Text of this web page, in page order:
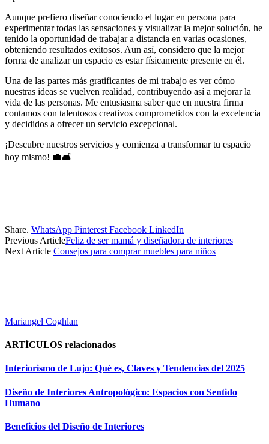
Aunque prefiero diseñar conociendo el lugar en persona para
experimentar todas las sensaciones y visualizar la mejor solución, he
tenido la oportunidad de trabajar a distancia en varias ocasiones,
obteniendo resultados exitosos. Aun así, considero que la mejor
forma de analizar un espacio es estar físicamente presente en él.
Una de las partes más gratificantes de mi trabajo es ver cómo
nuestras ideas se vuelven realidad, contribuyendo así a mejorar la
vida de las personas. Me entusiasma saber que en nuestra firma
contamos con talentosos creativos comprometidos con la excelencia
y decididos a ofrecer un servicio excepcional.
¡Descubre nuestros servicios y comienza a transformar tu espacio
hoy mismo! 💼🛋️
Share. WhatsApp Pinterest Facebook LinkedIn
Previous ArticleFeliz de ser mamá y diseñadora de interiores
Next Article Consejos para comprar muebles para niños
Mariangel Coghlan
ARTÍCULOS relacionados
Interiorismo de Lujo: Qué es, Claves y Tendencias del 2025
Diseño de Interiores Antropológico: Espacios con Sentido
Humano
Beneficios del Diseño de Interiores